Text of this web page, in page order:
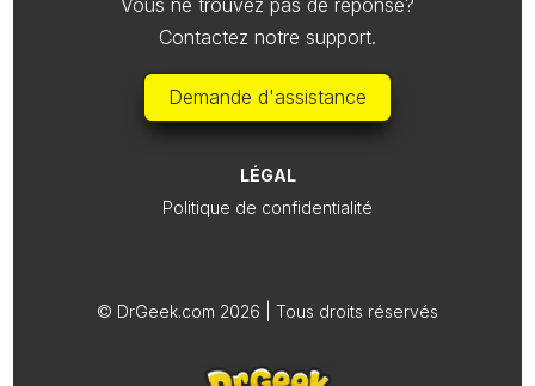
Contactez notre support.
Demande d'assistance
LÉGAL
Politique de confidentialité
© DrGeek.com 2026 | Tous droits réservés